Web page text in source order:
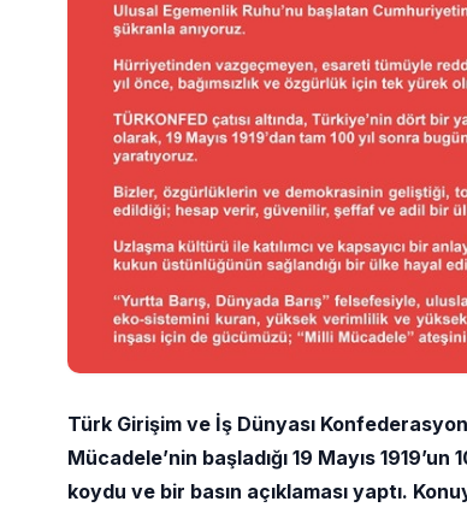
Türk Girişim ve İş Dünyası
Mücadele’nin başladığı 19 Mayıs 1919’un
koydu ve bir basın açıklaması yaptı.